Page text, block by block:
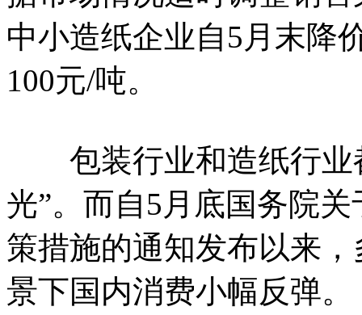
中小造纸企业自5月末降
100元/吨。
包装行业和造纸行业
光”。而自5月底国务院
策措施的通知发布以来
景下国内消费小幅反弹。